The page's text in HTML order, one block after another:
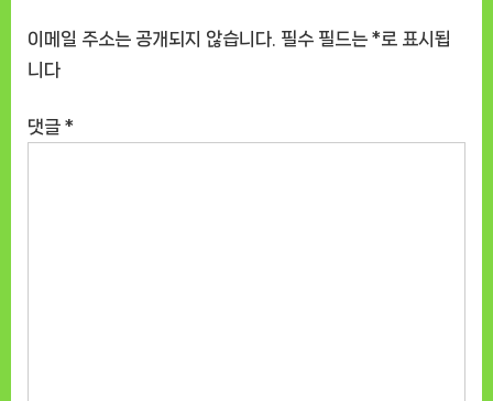
이메일 주소는 공개되지 않습니다. 필수 필드는 *로 표시됩
니다
댓글 *